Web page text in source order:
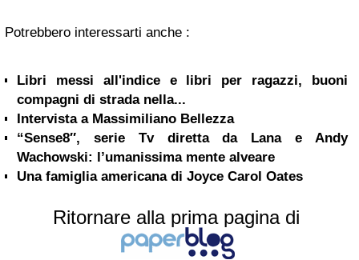
Potrebbero interessarti anche :
Libri messi all'indice e libri per ragazzi, buoni
compagni di strada nella...
Intervista a Massimiliano Bellezza
“Sense8″, serie Tv diretta da Lana e Andy
Wachowski: l’umanissima mente alveare
Una famiglia americana di Joyce Carol Oates
Ritornare alla prima pagina di